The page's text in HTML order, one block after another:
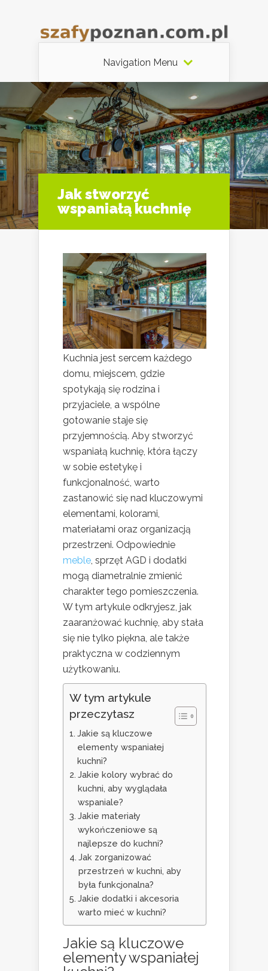
Navigation Menu
Jak stworzyć
wspaniałą kuchnię
Kuchnia jest sercem każdego
domu, miejscem, gdzie
spotykają się rodzina i
przyjaciele, a wspólne
gotowanie staje się
przyjemnością. Aby stworzyć
wspaniałą kuchnię, która łączy
w sobie estetykę i
funkcjonalność, warto
zastanowić się nad kluczowymi
elementami, kolorami,
materiałami oraz organizacją
przestrzeni. Odpowiednie
meble, sprzęt AGD i dodatki
mogą diametralnie zmienić
charakter tego pomieszczenia.
W tym artykule odkryjesz, jak
zaaranżować kuchnię, aby stała
się nie tylko piękna, ale także
praktyczna w codziennym
użytkowaniu.
W tym artykule
przeczytasz
Jakie są kluczowe
elementy wspaniałej
kuchni?
Jakie kolory wybrać do
kuchni, aby wyglądała
wspaniale?
Jakie materiały
wykończeniowe są
najlepsze do kuchni?
Jak zorganizować
przestrzeń w kuchni, aby
była funkcjonalna?
Jakie dodatki i akcesoria
warto mieć w kuchni?
Jakie są kluczowe
elementy wspaniałej